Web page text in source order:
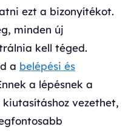
ezt a bizonyítékot.
minden új
kell téged.
a belépési és
a lépésnek a
vezethet,